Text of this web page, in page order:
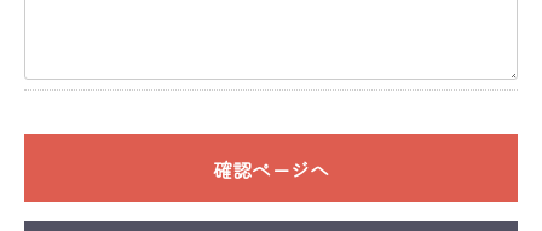
確認ページへ